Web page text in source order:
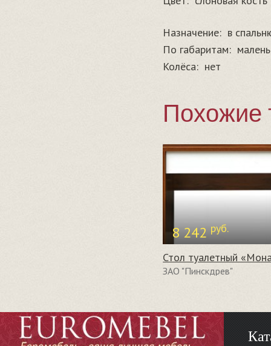
Назначение: в
По габаритам:
Колёса: нет
Похожие
8 242руб.
ЗАО "Пинскдрев"